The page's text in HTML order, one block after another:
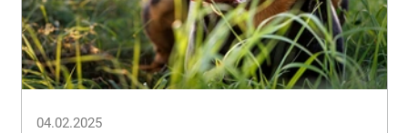
überarbeitet. Eine detaillierte Beschreibung, wie wir KI im
Unternehmen einsetzen, finden Sie in unserenKI-
Prinzipien.
04.02.2025